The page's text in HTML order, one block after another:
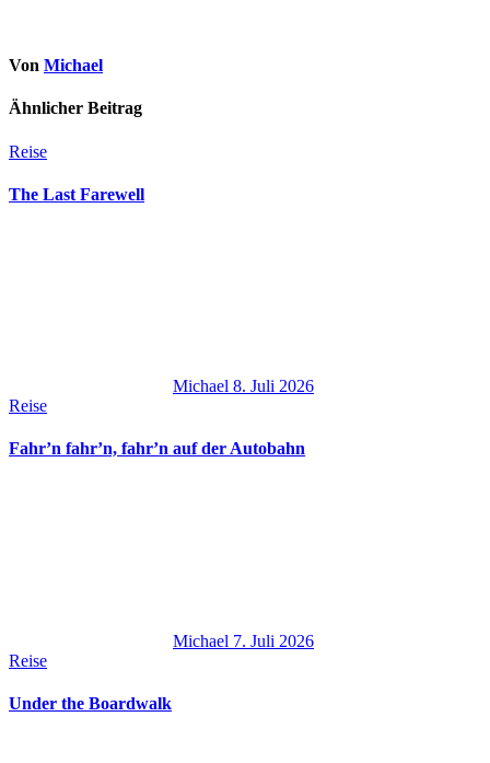
Von Michael
Ähnlicher Beitrag
Reise
The Last Farewell
Michael 8. Juli 2026
Reise
Fahr’n fahr’n, fahr’n auf der Autobahn
Michael 7. Juli 2026
Reise
Under the Boardwalk